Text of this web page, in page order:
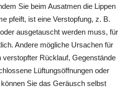
Sie beim Ausatmen die Lippen
pfeift, ist eine Verstopfung, z. B.
ausgetauscht werden muss, für
Andere mögliche Ursachen für
verstopfter Rücklauf, Gegenstände
Lüftungsöffnungen oder
Sie das Geräusch selbst